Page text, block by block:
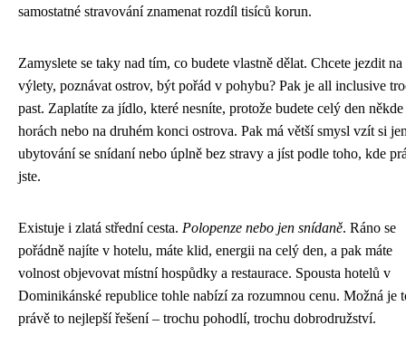
samostatné stravování znamenat rozdíl tisíců korun.
Zamyslete se taky nad tím, co budete vlastně dělat. Chcete jezdit na
výlety, poznávat ostrov, být pořád v pohybu? Pak je all inclusive
past. Zaplatíte za jídlo, které nesníte, protože budete celý den
horách nebo na druhém konci ostrova. Pak má větší smysl vzít si
ubytování se snídaní nebo úplně bez stravy a jíst podle toho, kde
jste.
Existuje i zlatá střední cesta. Polopenze nebo jen snídaně. Ráno se
pořádně najíte v hotelu, máte klid, energii na celý den, a pak máte
volnost objevovat místní hospůdky a restaurace. Spousta hotelů v
Dominikánské republice tohle nabízí za rozumnou cenu. Možná je
právě to nejlepší řešení – trochu pohodlí, trochu dobrodružství.